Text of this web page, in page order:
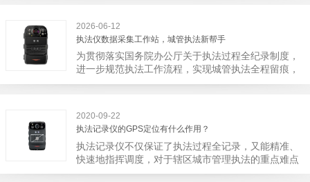
备能自动读取目标对象，并同步到采集站中，此外设
备具有断点续传的功能，如果碰到网络故障，可以从
已经上传或下载的部分开始继续上传下载未完成的部
分，而没有必要从头开始上传下载，能节省时间，提
高速度。再者待数据传输完毕之后，执法仪数据采集
下次直接使用，提高执法仪数据效率。执法仪数据采
集站还具有强大的数据存储管理系统，后台统计不同
上传时段、不同重要级别的数据，将统计结果以图表
或者报表的形式呈现；设备设置有用户操作权限管
理，自动将用户警员编号与执法仪编号绑定，保障数
据的合法性，同时系统可设置每个警员的权限，明确
2026-06-12
执法仪数据采集工作站，城管执法新帮手
为贯彻落实国务院办公厅关于执法过程全纪录制度，
进一步规范执法工作流程，实现城管执法全程留痕，
深入推进执法队伍规范化建设，给城管执法工作添加
止了双方矛盾的发生。现在有了执法仪数据采集工作
站，执法队员的担忧便得到有效的解决。每个采集工
作站可支持多台执法记录仪设备同时上传数据，队员
当天使用当天上传，通过数据线接入到采集工作站，
它会自动读取所有的视频、音频、图片、日志等信
2020-09-22
执法记录仪的GPS定位有什么作用？
执法记录仪不仅保证了执法过程全记录，又能精准、
快速地指挥调度，对于辖区城市管理执法的重点难点
也能一目了然，在城市管理工作信息化中发挥着重要